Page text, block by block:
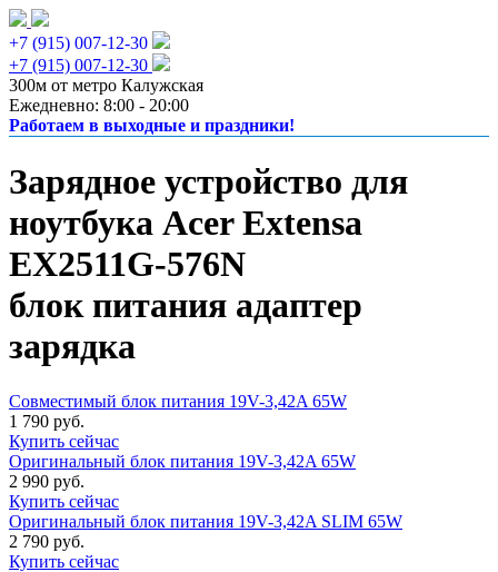
+7 (915) 007-12-30
+7 (915) 007-12-30
300м от метро Калужская
Ежедневно: 8:00 - 20:00
Работаем в выходные и праздники!
Зарядное устройство для
ноутбука Acer Extensa
EX2511G-576N
блок питания адаптер
зарядка
Совместимый блок питания 19V-3,42A 65W
1 790 руб.
Купить сейчас
Оригинальный блок питания 19V-3,42A 65W
2 990 руб.
Купить сейчас
Оригинальный блок питания 19V-3,42A SLIM 65W
2 790 руб.
Купить сейчас